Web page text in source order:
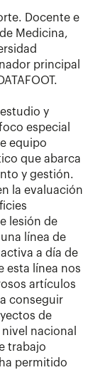
Docente e
Medicina,
principal
y
especial
equipo
que abarca
y gestión.
la evaluación
lesión de
línea de
a día de
esta línea nos
artículos
conseguir
de
nacional
trabajo
permitido